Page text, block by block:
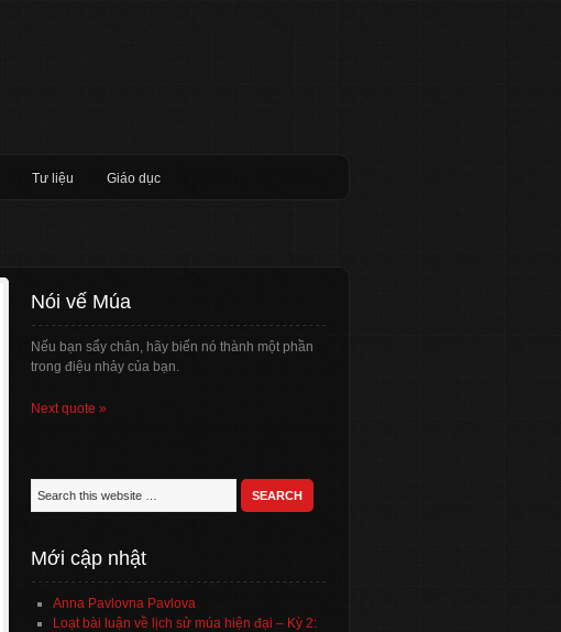
Tư liệu Giáo dục
Nói vế Múa
Nếu bạn sẩy chân, hãy biến nó thành một phần
trong điệu nhảy của bạn.
Next quote »
Mới cập nhật
Anna Pavlovna Pavlova
Loạt bài luận về lịch sử múa hiện đại – Kỳ 2: